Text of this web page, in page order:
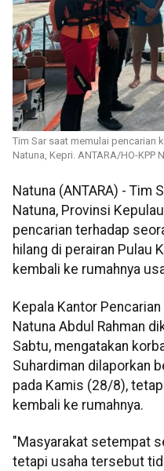
Tim Sar saat memulai pencarian
Natuna, Kepri. ANTARA/HO-KPP
Natuna (ANTARA) - Tim
Natuna, Provinsi
pencarian terhadap
hilang di perairan Pulau
kembali ke rumahnya
Kepala Kantor
Natuna Abdul Rahman
Sabtu, mengatakan
Suhardiman dilaporkan
pada Kamis (28/8),
kembali ke rumahnya.
"Masyarakat setempat
tetapi usaha tersebut